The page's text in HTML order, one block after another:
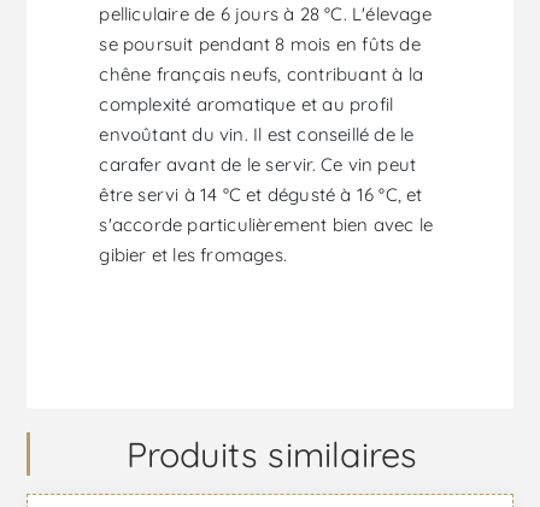
pelliculaire de 6 jours à 28 °C. L'élevage
se poursuit pendant 8 mois en fûts de
chêne français neufs, contribuant à la
complexité aromatique et au profil
envoûtant du vin. Il est conseillé de le
carafer avant de le servir. Ce vin peut
être servi à 14 °C et dégusté à 16 °C, et
s'accorde particulièrement bien avec le
gibier et les fromages.
Produits similaires